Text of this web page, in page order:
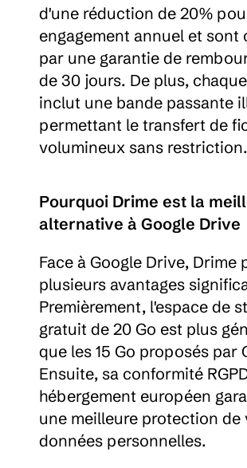
d'une réduction de 20%
engagement annuel et sont
par une garantie de
de 30 jours. De plus,
inclut une bande passante
permettant le transfert de
volumineux sans restriction.
Pourquoi Drime est la
alternative à Google Drive
Face à Google Drive, Drime
plusieurs avantages
Premièrement, l'espace de
gratuit de 20 Go est plus
que les 15 Go proposés par
Ensuite, sa conformité
hébergement européen
une meilleure protection de
données personnelles.